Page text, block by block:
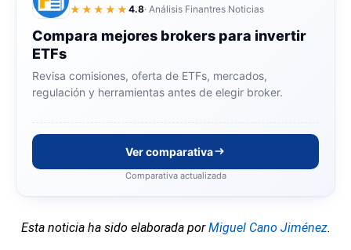
★★★★★ 4.8· Análisis Finantres Noticias
Compara mejores brokers para invertir
ETFs
Revisa comisiones, oferta de ETFs, mercados,
regulación y herramientas antes de elegir broker.
Ver comparativa
Comparativa actualizada
Esta noticia ha sido elaborada porMiguel Cano Jiménez.